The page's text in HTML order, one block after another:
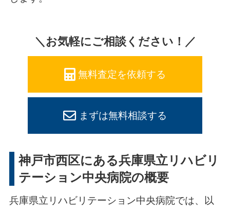
＼お気軽にご相談ください！／
無料査定を依頼する
まずは無料相談する
神戸市西区にある兵庫県立リハビリ
テーション中央病院の概要
兵庫県立リハビリテーション中央病院では、以